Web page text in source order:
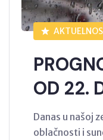
OD 22.
Danas u našoj
oblačnosti i